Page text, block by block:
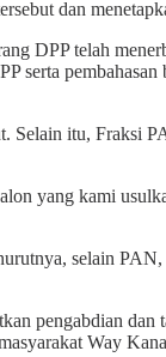
dan
DPP telah
serta
Selain itu, Fraksi
yang kami
selain
pengabdian dan
Way